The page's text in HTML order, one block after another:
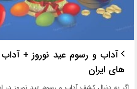
آداب و رسوم عید نوروز +
های ایران